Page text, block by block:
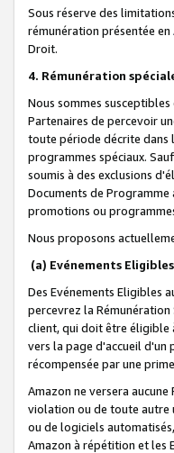
Sous réserve des
rémunération présentée en
Droit.
4. Rémunération
Nous sommes
Partenaires de percevoir
toute période décrite dans
programmes spéciaux.
soumis à des exclusions
Documents de
promotions ou
Nous proposons
(a) Evénements
Des Evénements Eligibles
percevrez la
client, qui doit être éligible
vers la page d'accueil d'un
récompensée par une
Amazon ne versera
violation ou de toute autre
ou de logiciels
Amazon à répétition et les